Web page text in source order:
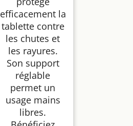
efficacement la
tablette contre
les chutes et
les rayures.
Son support
réglable
permet un
usage mains
libres.